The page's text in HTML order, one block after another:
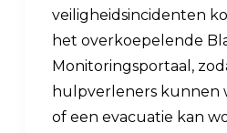
veiligheidsincidenten
het overkoepelende
Monitoringsportaal,
hulpverleners kunnen
of een evacuatie kan